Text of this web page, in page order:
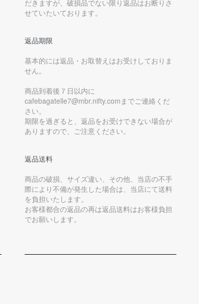
だきますが、破損品でない限り返品はお断りさ
せていたいております。
返品期限
基本的には返品・お取替えはお受けしておりま
せん。
商品到着後７日以内に
cafebagatelle7@mbr.nifty.comまでご連絡くだ
さい。
期限を過ぎると、返品をお受けできない場合が
ありますので、ご注意ください。
返品送料
商品の破損、サイズ違い、その他、当店の不手
際により不備が発生した場合は、当店にて送料
を負担いたします。
お客様都合の返品の再は返品送料はお客様負担
でお願いします。